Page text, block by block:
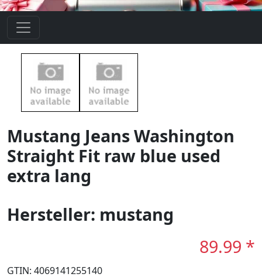
nach:
Mustang Jeans Washington
Straight Fit raw blue used
extra lang
Hersteller: mustang
89.99 *
GTIN: 4069141255140